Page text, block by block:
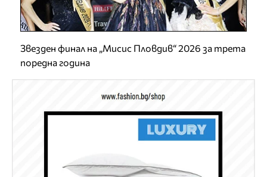
Звезден финал на „Мисис Пловдив“ 2026 за трета
поредна година